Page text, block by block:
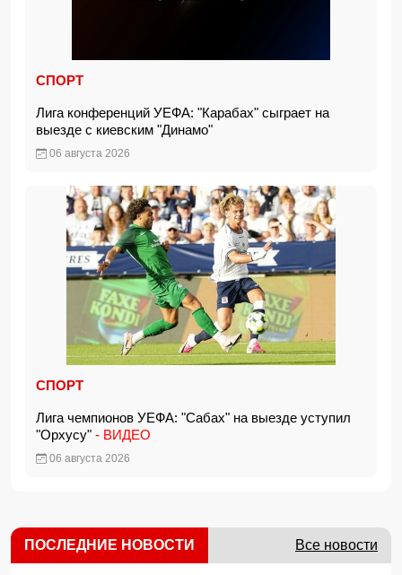
СПОРТ
Лига конференций УЕФА: "Карабах" сыграет на
выезде с киевским "Динамо"
06 августа 2026
СПОРТ
Лига чемпионов УЕФА: "Сабах" на выезде уступил
"Орхусу" - ВИДЕО
06 августа 2026
ПОСЛЕДНИЕ НОВОСТИ Все новости